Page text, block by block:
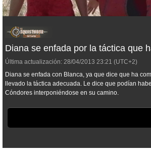
Diana se enfada por la táctica que
Última actualización: 28/04/2013 23:21 (UTC+2)
Diana se enfada con Blanca, ya que dice que ha
llevado la táctica adecuada. Le dice que podían
Cóndores interponiéndose en su camino.